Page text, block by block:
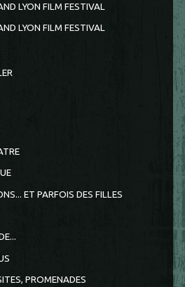
LYON FILM FESTIVAL
LYON FILM FESTIVAL
ET PARFOIS DES FILLES
PROMENADES